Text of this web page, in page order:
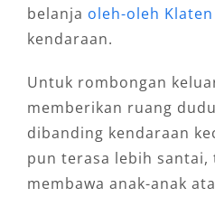
belanja oleh-oleh Klaten
kendaraan.
Untuk rombongan
memberikan ruang
dibanding kendaraan
pun terasa lebih santai,
membawa anak-anak